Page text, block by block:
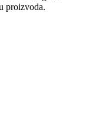
proizvoda.